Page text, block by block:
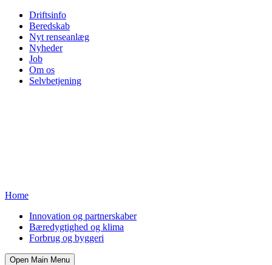
Driftsinfo
Beredskab
Nyt renseanlæg
Nyheder
Job
Om os
Selvbetjening
Home
Innovation og partnerskaber
Bæredygtighed og klima
Forbrug og byggeri
Open Main Menu